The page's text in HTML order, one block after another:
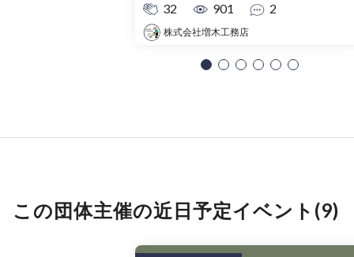
32
901 2
株式会社増木工務店
この団体主催の近日予定イベント(9)